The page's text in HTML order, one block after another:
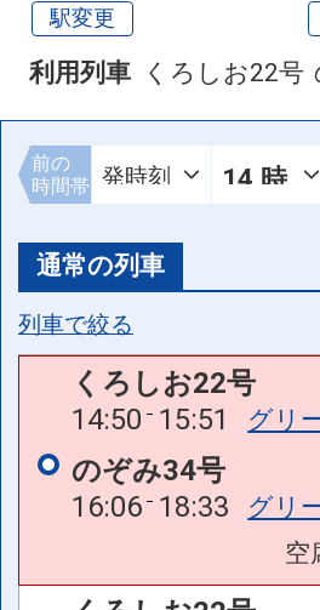
駅変更
利用列車 くろしお22号
前の
時間帯
通常の列車
列車で絞る
くろしお22号
14:50 15:51 グリ
のぞみ34号
16:06 18:33 グリ
空